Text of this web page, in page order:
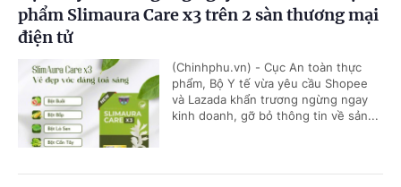
phẩm Slimaura Care x3 trên 2 sàn thương mại
điện tử
(Chinhphu.vn) - Cục An toàn thực
phẩm, Bộ Y tế vừa yêu cầu Shopee
và Lazada khẩn trương ngừng ngay
kinh doanh, gỡ bỏ thông tin về sản...